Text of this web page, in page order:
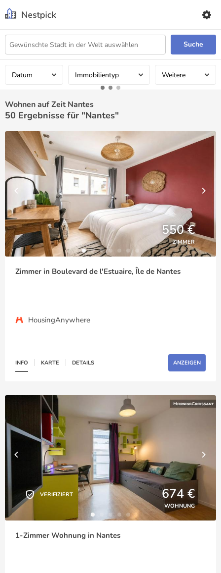
Suche
Datum Immobilientyp Weitere
Wohnen auf Zeit Nantes
50 Ergebnisse für "Nantes"
550 €
ZIMMER
Zimmer in Boulevard de l'Estuaire, Île de Nantes
HousingAnywhere
INFO KARTE DETAILS ANZEIGEN
VERIFIZIERT 674 €
WOHNUNG
1-Zimmer Wohnung in Nantes